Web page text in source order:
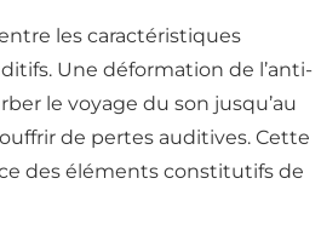
les caractéristiques
Une déformation de l’anti-
le voyage du son jusqu’au
de pertes auditives. Cette
des éléments constitutifs de